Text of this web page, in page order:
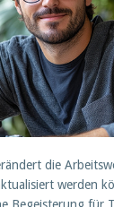
die
werden